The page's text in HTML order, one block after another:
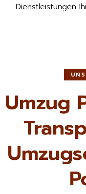
Dienstleistungen
Umzug